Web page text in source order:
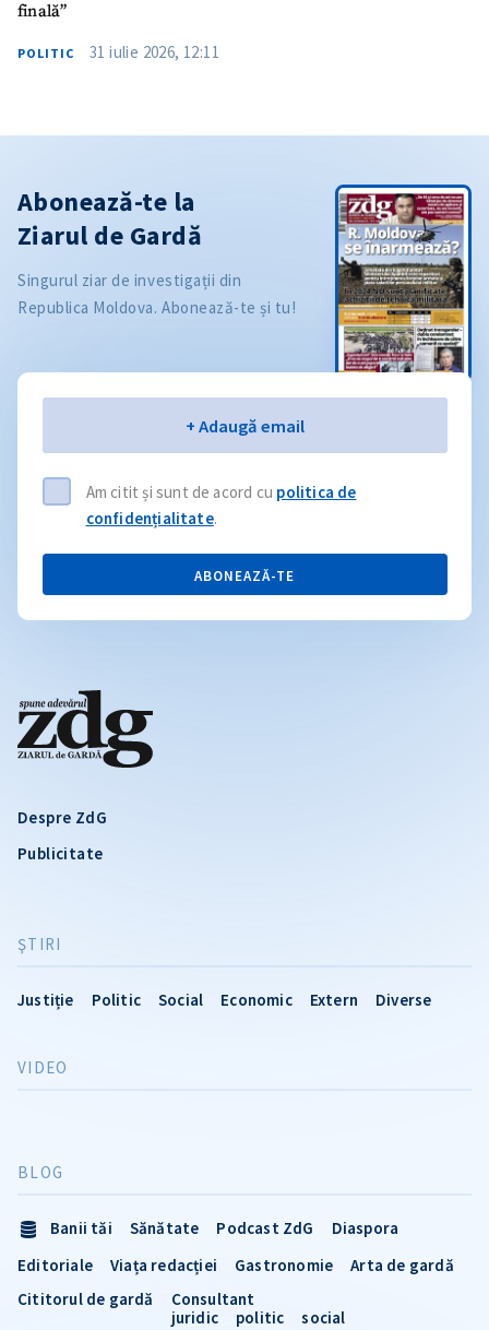
finală”
POLITIC 31 iulie 2026, 12:11
Despre ZdG
Publicitate
ŞTIRI
Justiție Politic Social Economic Extern Diverse
VIDEO
BLOG
Banii tăi Sănătate Podcast ZdG
Diaspora
Editoriale
Viața redacției Gastronomie
Arta de gardă
Cititorul de gardă
Consultant
juridic
politic social
Abonează-te la
Ziarul de Gardă
Singurul ziar de investigații din
Republica Moldova. Abonează-te și tu!
+ Adaugă email
Am citit și sunt de acord cu politica de
confidențialitate.
ABONEAZĂ-TE